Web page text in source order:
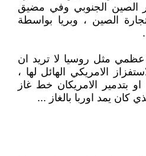
الصين الجنوبي وفي مضيق
الصين ، وبريا بواسطة
مثل روسيا لا تريد ان
الامريكي الهائل لها ،
بتدمير الامريكان خط غاز
كان يمد اوربا بالغاز ...